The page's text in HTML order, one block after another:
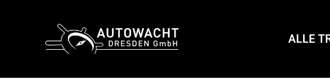
ALLE